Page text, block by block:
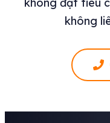
không